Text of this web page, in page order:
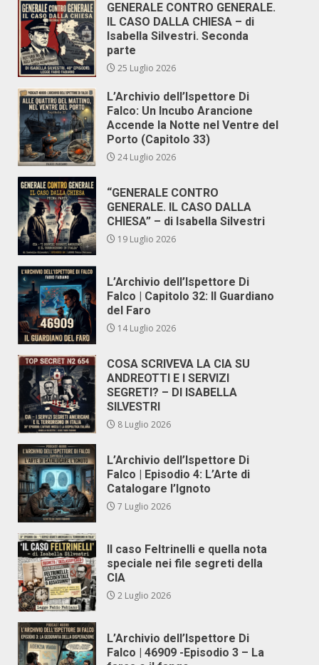
GENERALE CONTRO GENERALE.
IL CASO DALLA CHIESA – di
Isabella Silvestri. Seconda
parte
25 Luglio 2026
L’Archivio dell’Ispettore Di
Falco: Un Incubo Arancione
Accende la Notte nel Ventre del
Porto (Capitolo 33)
24 Luglio 2026
“GENERALE CONTRO
GENERALE. IL CASO DALLA
CHIESA” – di Isabella Silvestri
19 Luglio 2026
L’Archivio dell’Ispettore Di
Falco | Capitolo 32: Il Guardiano
del Faro
14 Luglio 2026
COSA SCRIVEVA LA CIA SU
ANDREOTTI E I SERVIZI
SEGRETI? – DI ISABELLA
SILVESTRI
8 Luglio 2026
L’Archivio dell’Ispettore Di
Falco | Episodio 4: L’Arte di
Catalogare l’Ignoto
7 Luglio 2026
Il caso Feltrinelli e quella nota
speciale nei file segreti della
CIA
2 Luglio 2026
L’Archivio dell’Ispettore Di
Falco | 46909 -Episodio 3 – La